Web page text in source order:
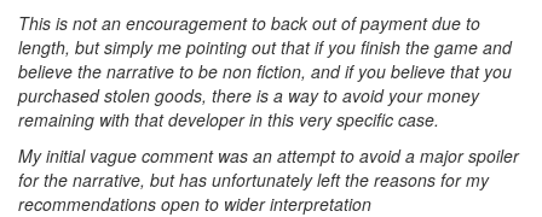
This is not an encouragement to back out of payment due to
length, but simply me pointing out that if you finish the game and
believe the narrative to be non fiction, and if you believe that you
purchased stolen goods, there is a way to avoid your money
remaining with that developer in this very specific case.
My initial vague comment was an attempt to avoid a major spoiler
for the narrative, but has unfortunately left the reasons for my
recommendations open to wider interpretation